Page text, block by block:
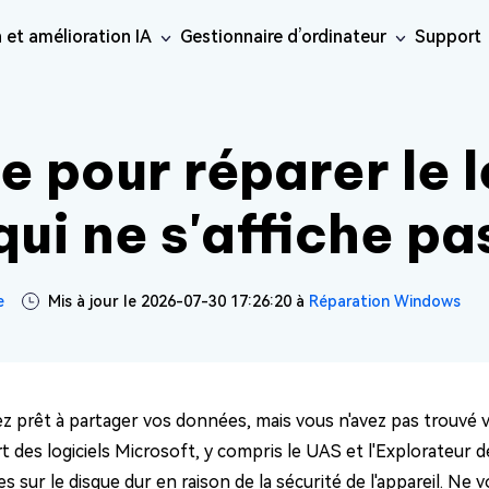
iPad
Récupérer les données Android
Recovery
les données
Récupérer les discussions LINE
sans sauvegarde
et amélioration IA
de
Réparation de
photo
de
Réparation
audio
de
IA
Amélioration de
IA
Réparation de
Réparation de
Réparation
Gestionnaire d’ordinateur
File
IA
Cleamio
approfondi et
de Mac
Boot Genius
problèmes Windows
·
Windows
· Étendre
Support
et
pour réparer le
ne s'affiche
Mis à jour le 2026-07-30 17:26:20 à Réparation Windows
prêt à partager vos données, mais vous n'avez pas
des logiciels Microsoft, y compris le UAS et l'Explorateur
sur le disque dur en raison de la sécurité de l'appareil. Ne